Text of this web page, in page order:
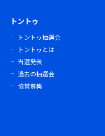
トントゥ
トントゥ抽選会
トントゥとは
当選発表
過去の抽選会
協賛募集